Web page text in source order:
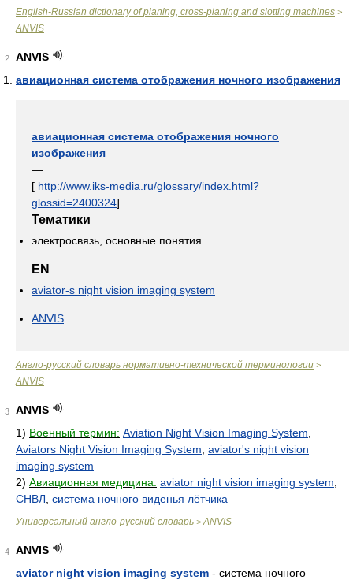
English-Russian dictionary of planing, cross-planing and slotting machines >
ANVIS
2
ANVIS
авиационная система отображения ночного изображения
авиационная система отображения ночного
изображения
—
[ http://www.iks-media.ru/glossary/index.html?
glossid=2400324]
Тематики
электросвязь, основные понятия
EN
aviator-s night vision imaging system
ANVIS
Англо-русский словарь нормативно-технической терминологии >
ANVIS
3
ANVIS
1) Военный термин: Aviation Night Vision Imaging System
Aviators Night Vision Imaging System aviator's night vision
imaging system
2) Авиационная медицина: aviator night vision imaging system
СНВЛ система ночного виденья лётчика
Универсальный англо-русский словарь > ANVIS
4
ANVIS
aviator night vision imaging system - система ночного